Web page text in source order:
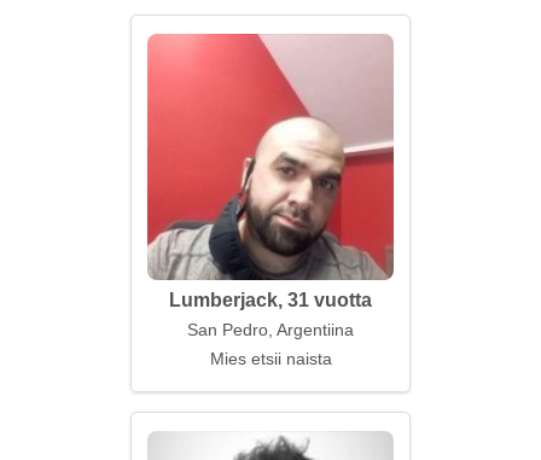
Lumberjack, 31 vuotta
San Pedro, Argentiina
Mies etsii naista